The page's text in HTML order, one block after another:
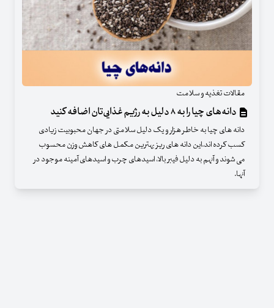
مقالات تغذیه و سلامت
دانه‌های چیا را به ۸ دلیل به رژیم غذایی‌تان اضافه کنید
دانه های چیا به خاطر هزار و یک دلیل سلامتی در جهان محبوبیت زیادی
کسب کرده اند.این دانه های ریز بهترین مکمل های کاهش وزن محسوب
می شوند و آنهم به دلیل فیبر بالا، اسیدهای چرب و اسیدهای آمینه موجود در
آنها.